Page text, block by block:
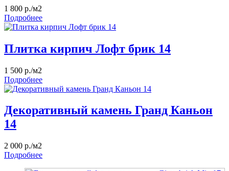
1 800 р./м2
Подробнее
Плитка кирпич Лофт брик 14
1 500 р./м2
Подробнее
Декоративный камень Гранд Каньон
14
2 000 р./м2
Подробнее